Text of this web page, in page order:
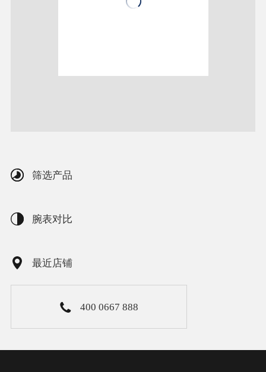
筛选产品
腕表对比
最近店铺
400 0667 888